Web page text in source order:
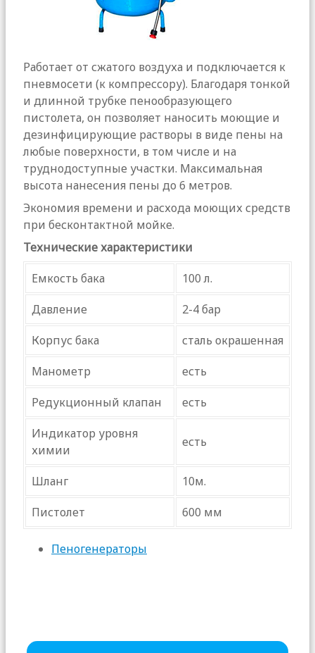
Работает от сжатого воздуха и подключается к
пневмосети (к компрессору). Благодаря тонкой
и длинной трубке пенообразующего
пистолета, он позволяет наносить моющие и
дезинфицирующие растворы в виде пены на
любые поверхности, в том числе и на
труднодоступные участки. Максимальная
высота нанесения пены до 6 метров.
Экономия времени и расхода моющих средств
при бесконтактной мойке.
Технические характеристики
Емкость бака
100 л.
Давление
2-4 бар
Корпус бака
сталь окрашенная
Манометр
есть
Редукционный клапан
есть
Индикатор уровня
химии
есть
Шланг
10м.
Пистолет
600 мм
Пеногенераторы